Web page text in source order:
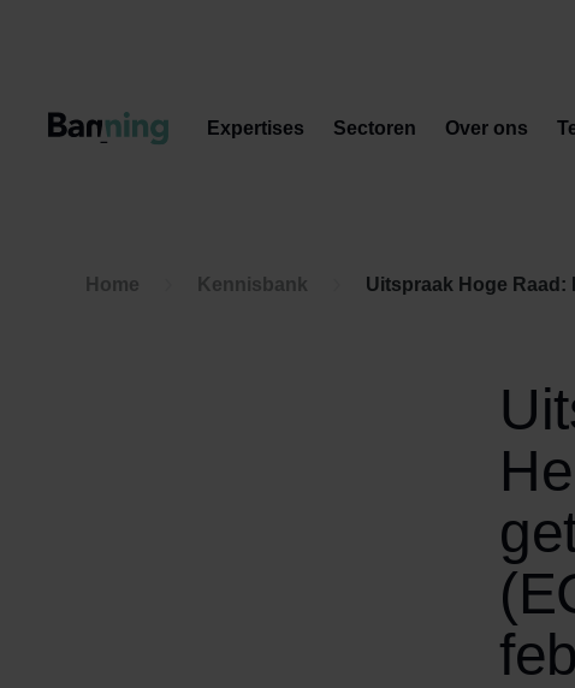
Expertises Sectoren Over ons
Home Kennisbank Uitspraak Hoge Raad: